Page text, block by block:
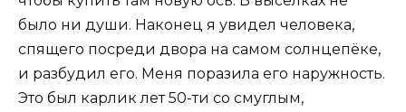
было ни души. Наконец я увидел человека,
спящего посреди двора на самом солнцепёке,
и разбудил его. Меня поразила его наружность.
Это был карлик лет 50-ти со смуглым,